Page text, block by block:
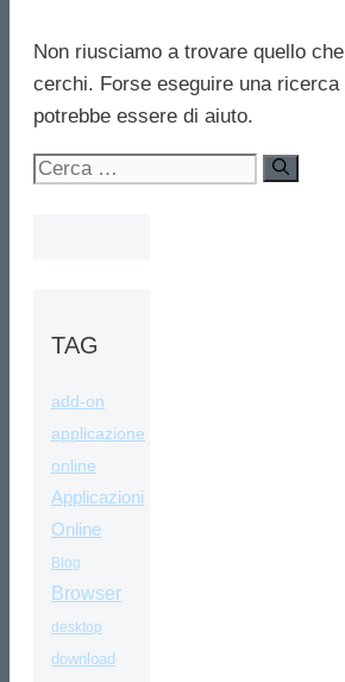
Non riusciamo a trovare quello che
cerchi. Forse eseguire una ricerca
potrebbe essere di aiuto.
Ricerca
TAG
add-on
applicazione
online
Applicazioni
Online
Blog
Browser
desktop
download